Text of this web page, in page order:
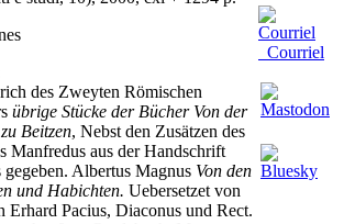
des Zweyten Römischen
übrige Stücke der Bücher Von der
Beitzen, Nebst den Zusätzen des
Manfredus aus der Handschrift
gegeben. Albertus Magnus Von den
und Habichten. Uebersetzet von
Erhard Pacius, Diaconus und Rect.
Courriel